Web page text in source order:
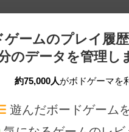
ゲームのプレイ履歴
のデータを管理し
約75,000人がボドゲーマを
遊んだボードゲーム